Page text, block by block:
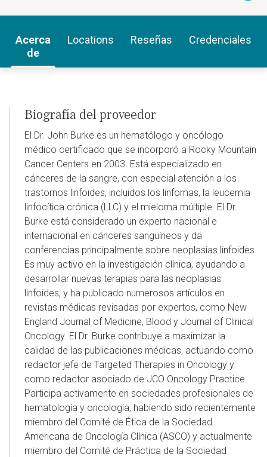
Acerca
de
Locations Reseñas Credenciales
Biografía del proveedor
El Dr. John Burke es un hematólogo y oncólogo
médico certificado que se incorporó a Rocky Mountain
Cancer Centers en 2003. Está especializado en
cánceres de la sangre, con especial atención a los
trastornos linfoides, incluidos los linfomas, la leucemia
linfocítica crónica (LLC) y el mieloma múltiple. El Dr.
Burke está considerado un experto nacional e
internacional en cánceres sanguíneos y da
conferencias principalmente sobre neoplasias linfoides.
Es muy activo en la investigación clínica, ayudando a
desarrollar nuevas terapias para las neoplasias
linfoides, y ha publicado numerosos artículos en
revistas médicas revisadas por expertos, como New
England Journal of Medicine, Blood y Journal of Clinical
Oncology. El Dr. Burke contribuye a maximizar la
calidad de las publicaciones médicas, actuando como
redactor jefe de Targeted Therapies in Oncology y
como redactor asociado de JCO Oncology Practice.
Participa activamente en sociedades profesionales de
hematología y oncología, habiendo sido recientemente
miembro del Comité de Ética de la Sociedad
Americana de Oncología Clínica (ASCO) y actualmente
miembro del Comité de Práctica de la Sociedad